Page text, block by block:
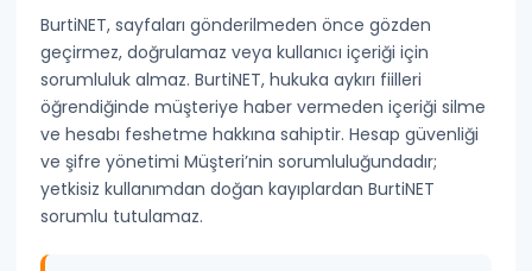
BurtiNET, sayfaları gönderilmeden önce gözden
geçirmez, doğrulamaz veya kullanıcı içeriği için
sorumluluk almaz.BurtiNET, hukuka aykırı fiilleri
öğrendiğinde müşteriye haber vermeden içeriği silme
ve hesabı feshetme hakkına sahiptir. Hesap güvenliği
ve şifre yönetimi Müşteri’nin sorumluluğundadır;
yetkisiz kullanımdan doğan kayıplardan BurtiNET
sorumlu tutulamaz.